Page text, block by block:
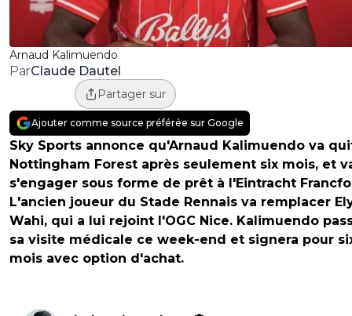
Arnaud Kalimuendo
ParClaude Dautel
Partager sur
Ajouter comme source préférée sur Google
Sky Sports annonce qu'Arnaud Kalimuendo va
Nottingham Forest après seulement six mois, et
s'engager sous forme de prêt à l'Eintracht
L'ancien joueur du Stade Rennais va remplacer
Wahi, qui a lui rejoint l'OGC Nice. Kalimuendo
sa visite médicale ce week-end et signera pour
mois avec option d'achat.